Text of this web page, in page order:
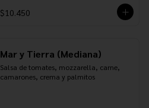
$10.450
Mar y Tierra (Mediana)
Salsa de tomates, mozzarella, carne,
camarones, crema y palmitos